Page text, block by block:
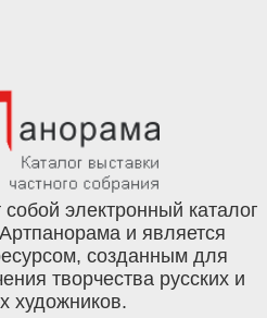
электронный каталог
и является
созданным для
творчества русских и
художников.